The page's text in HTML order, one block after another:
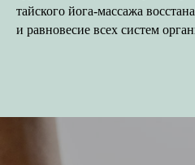
тайского йога-массажа
и равновесие всех систем